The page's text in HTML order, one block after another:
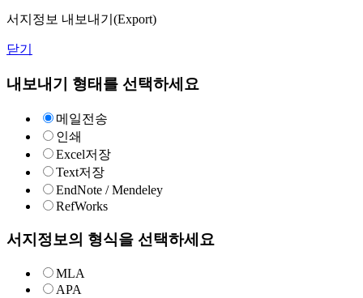
서지정보 내보내기(Export)
닫기
내보내기 형태를 선택하세요
메일전송
인쇄
Excel저장
Text저장
EndNote / Mendeley
RefWorks
서지정보의 형식을 선택하세요
MLA
APA